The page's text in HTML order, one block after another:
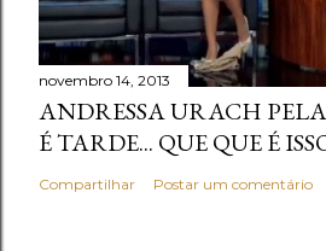
novembro 14, 2013
ANDRESSA URACH
É TARDE... QUE QUE É
Compartilhar Postar um comentário